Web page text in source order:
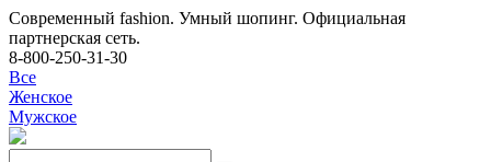
Современный fashion. Умный шопинг. Официальная
партнерская сеть.
8-800-250-31-30
Все
Женское
Мужское